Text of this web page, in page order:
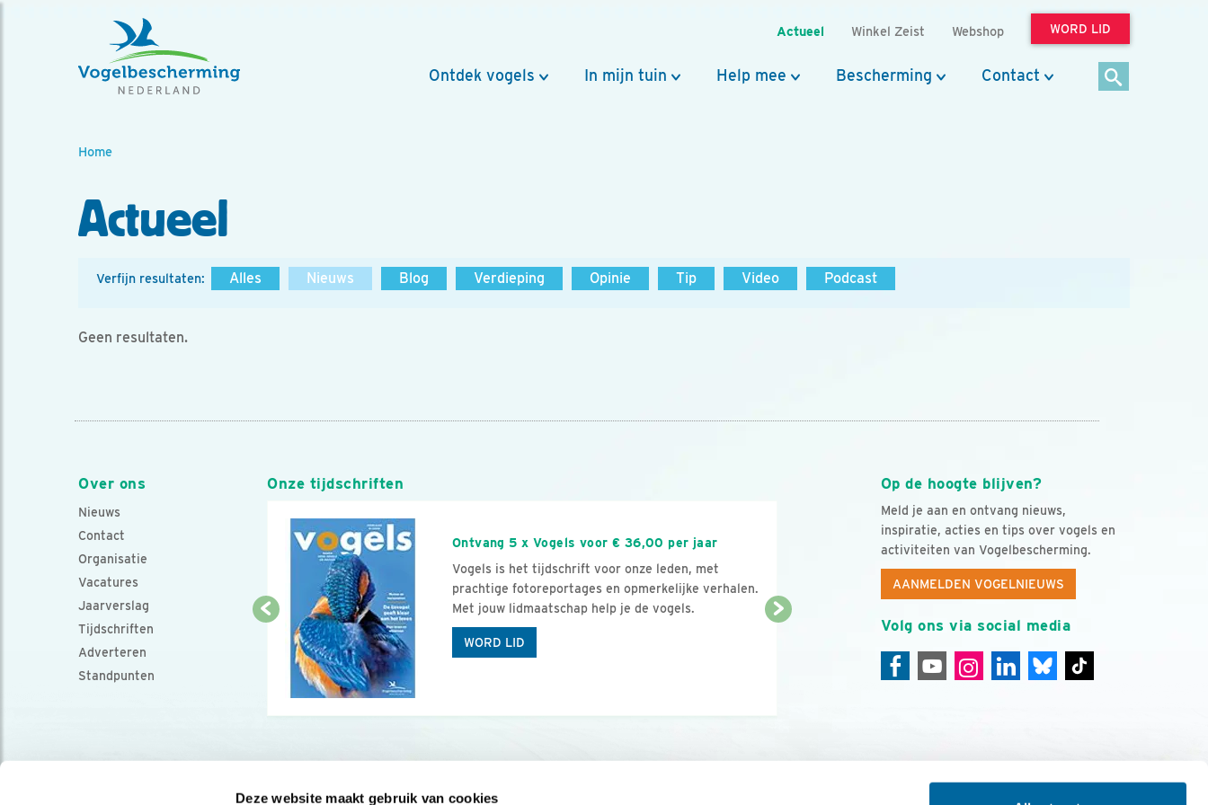
Deze website maakt gebruik van cookies
Actueel Winkel Zeist Webshop WORD LID
Ontdek vogels In mijn tuin Help mee Bescherming Contact
Home
Actueel
Verfijn resultaten: Alles Nieuws Blog Verdieping Opinie Tip Video Podcast
Geen resultaten.
Over ons
Nieuws
Contact
Organisatie
Vacatures
Jaarverslag
Tijdschriften
Adverteren
Standpunten
Op de hoogte blijven?
Meld je aan en ontvang nieuws,
inspiratie, acties en tips over vogels en
activiteiten van Vogelbescherming.
AANMELDEN VOGELNIEUWS
Volg ons via social media
Onze tijdschriften
Ontvang 5 x Vogels voor € 36,00 per jaar
Vogels is het tijdschrift voor onze leden, met
prachtige fotoreportages en opmerkelijke verhalen.
Met jouw lidmaatschap help je de vogels.
WORD LID